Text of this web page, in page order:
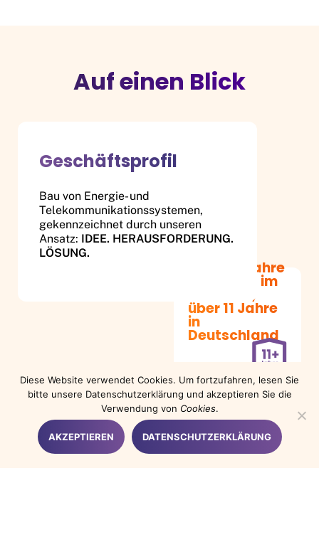
Auf einen Blick
Über 30 Jahre
Erfahrung im
Baltikum,
über 11 Jahre
in
Deutschland
Geschäftsprofil
Bau von Energie- und
Telekommunikationssystemen,
gekennzeichnet durch unseren
Ansatz: IDEE. HERAUSFORDERUNG.
LÖSUNG.
280 Professionelle
Mitarbeitnde
Diese Website verwendet Cookies. Um fortzufahren, lesen Sie
bitte unsere Datenschutzerklärung und akzeptieren Sie die
Verwendung von Cookies.
AKZEPTIEREN DATENSCHUTZERKLÄRUNG